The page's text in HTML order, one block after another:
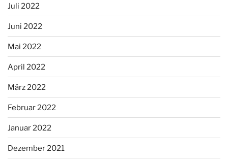
Juli 2022
Juni 2022
Mai 2022
April 2022
März 2022
Februar 2022
Januar 2022
Dezember 2021